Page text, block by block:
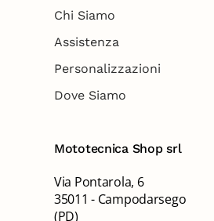
Chi Siamo
Assistenza
Personalizzazioni
Dove Siamo
Mototecnica Shop srl
Via Pontarola, 6
35011 - Campodarsego
(PD)